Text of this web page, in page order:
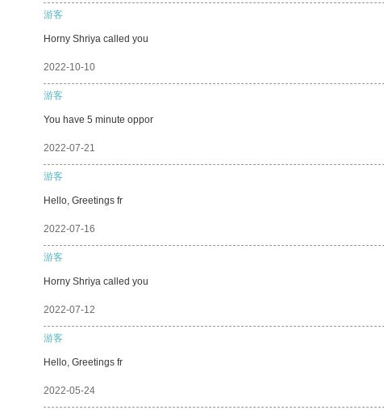
游客
Horny Shriya called you
2022-10-10
游客
You have 5 minute oppor
2022-07-21
游客
Hello, Greetings fr
2022-07-16
游客
Horny Shriya called you
2022-07-12
游客
Hello, Greetings fr
2022-05-24